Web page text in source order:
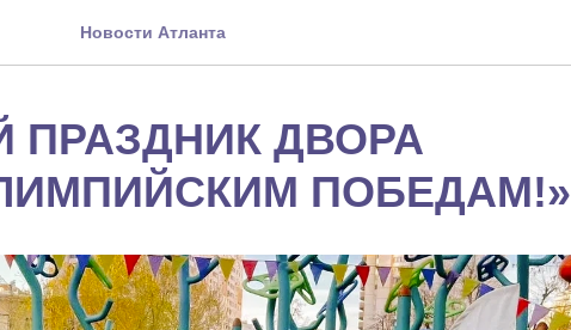
Новости Атланта
ДВОРА
ПОБЕДАМ!»